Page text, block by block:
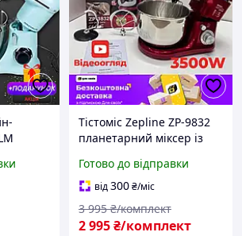
з
Тістоміс Zepline ZP-9832
планетарний міксер із
сталі, 3500 Вт, німецька
якість
Готово до відправки
від300₴/міс
2 995₴/комплект
3 995 ₴/комплект